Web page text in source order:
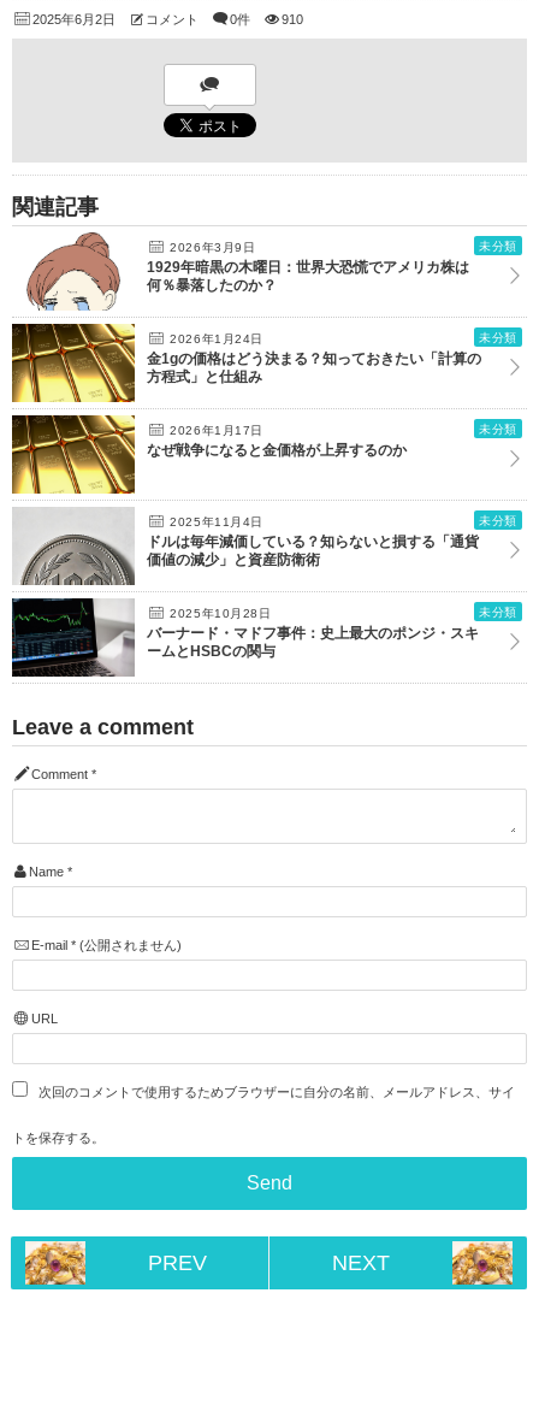
2025年6月2日 コメント 0件 910
関連記事
2026年3月9日 未分類
1929年暗黒の木曜日：世界大恐慌でアメリカ株は
何％暴落したのか？
2026年1月24日 未分類
金1gの価格はどう決まる？知っておきたい「計算の
方程式」と仕組み
2026年1月17日 未分類
なぜ戦争になると金価格が上昇するのか
2025年11月4日 未分類
ドルは毎年減価している？知らないと損する「通貨
価値の減少」と資産防衛術
2025年10月28日 未分類
バーナード・マドフ事件：史上最大のポンジ・スキ
ームとHSBCの関与
Leave a comment
Comment *
Name *
E-mail *(公開されません)
URL
次回のコメントで使用するためブラウザーに自分の名前、メールアドレス、サイ
トを保存する。
PREV NEXT